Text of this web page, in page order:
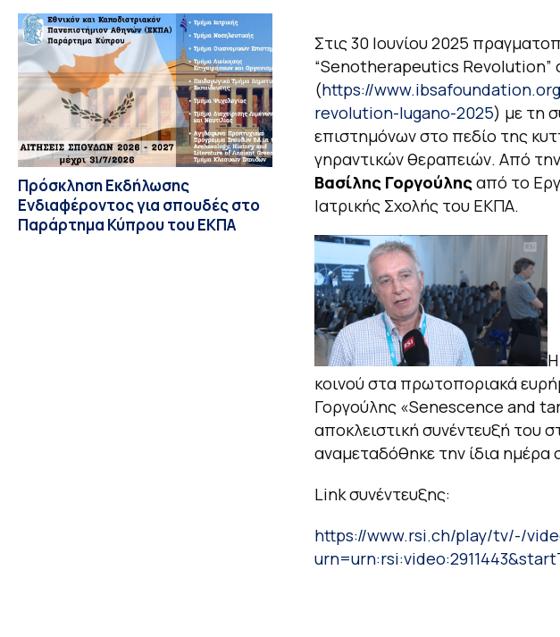
Πρόσκληση Εκδήλωσης
Ενδιαφέροντος για σπουδές στο
Παράρτημα Κύπρου του ΕΚΠΑ
Στις 30 Ιουνίου 2025
“Senotherapeutics Revolution”
(https://
revolution-lugano-2025) με τη
επιστημόνων στο πεδίο της
γηραντικών θεραπειών. Από
Βασίλης Γοργούλης από το
Ιατρικής Σχολής του ΕΚΠΑ.
Η
κοινού στα πρωτοποριακά
Γοργούλης «Senescence and
αποκλειστική συνέντευξή του
αναμεταδόθηκε την ίδια ημέρα
Link συνέντευξης:
https://www.rsi.ch/play/tv/-/